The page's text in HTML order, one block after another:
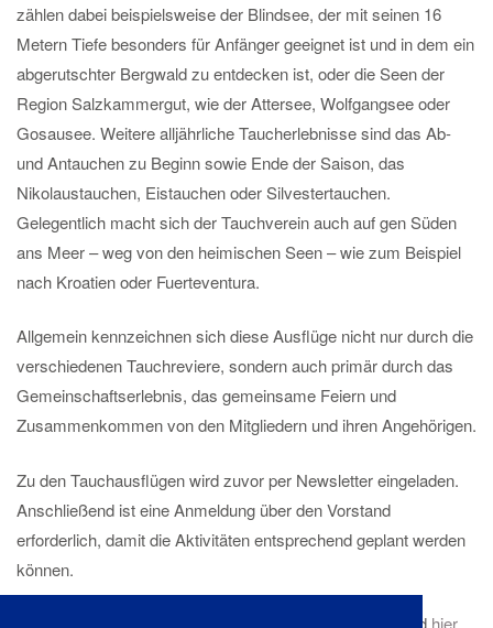
zählen dabei beispielsweise der Blindsee, der mit seinen 16
Metern Tiefe besonders für Anfänger geeignet ist und in dem ein
abgerutschter Bergwald zu entdecken ist, oder die Seen der
Region Salzkammergut, wie der Attersee, Wolfgangsee oder
Gosausee. Weitere alljährliche Taucherlebnisse sind das Ab-
und Antauchen zu Beginn sowie Ende der Saison, das
Nikolaustauchen, Eistauchen oder Silvestertauchen.
Gelegentlich macht sich der Tauchverein auch auf gen Süden
ans Meer – weg von den heimischen Seen – wie zum Beispiel
nach Kroatien oder Fuerteventura.
Allgemein kennzeichnen sich diese Ausflüge nicht nur durch die
verschiedenen Tauchreviere, sondern auch primär durch das
Gemeinschaftserlebnis, das gemeinsame Feiern und
Zusammenkommen von den Mitgliedern und ihren Angehörigen.
Zu den Tauchausflügen wird zuvor per Newsletter eingeladen.
Anschließend ist eine Anmeldung über den Vorstand
erforderlich, damit die Aktivitäten entsprechend geplant werden
können.
Die Termine zu unseren Events und Tauchausflügen sind hier